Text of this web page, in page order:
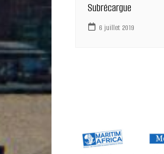
Subrécargue
6 juillet 2019